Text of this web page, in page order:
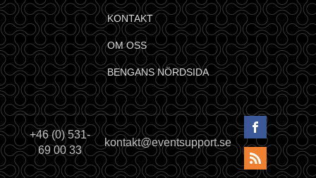
KONTAKT
OM OSS
BENGANS NÖRDSIDA
+46 (0) 531-
69 00 33
kontakt@eventsupport.se